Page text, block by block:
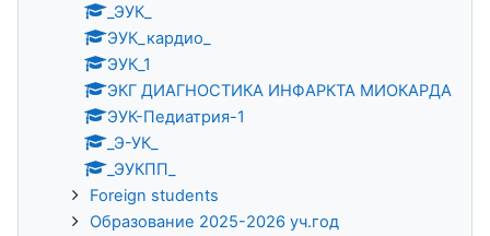
_ЭУК_
ЭУК_кардио_
ЭУК_1
ЭКГ ДИАГНОСТИКА ИНФАРКТА МИОКАРДА
ЭУК-Педиатрия-1
_Э-УК_
_ЭУКПП_
Foreign students
Образование 2025-2026 уч.год